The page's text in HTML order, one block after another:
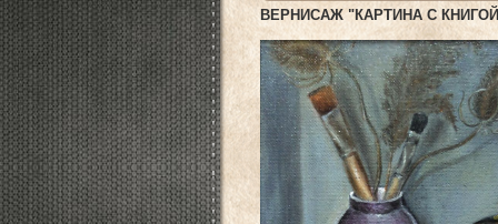
ВЕРНИСАЖ "КАРТИНА С